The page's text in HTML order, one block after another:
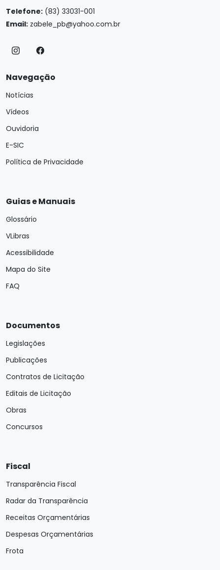
Telefone: (83) 33031-001
Email: zabele_pb@yahoo.com.br
Navegação
Notícias
Vídeos
Ouvidoria
E-SIC
Política de Privacidade
Guias e Manuais
Glossário
VLibras
Acessibilidade
Mapa do Site
FAQ
Documentos
Legislações
Publicações
Contratos de Licitação
Editais de Licitação
Obras
Concursos
Fiscal
Transparência Fiscal
Radar da Transparência
Receitas Orçamentárias
Despesas Orçamentárias
Frota